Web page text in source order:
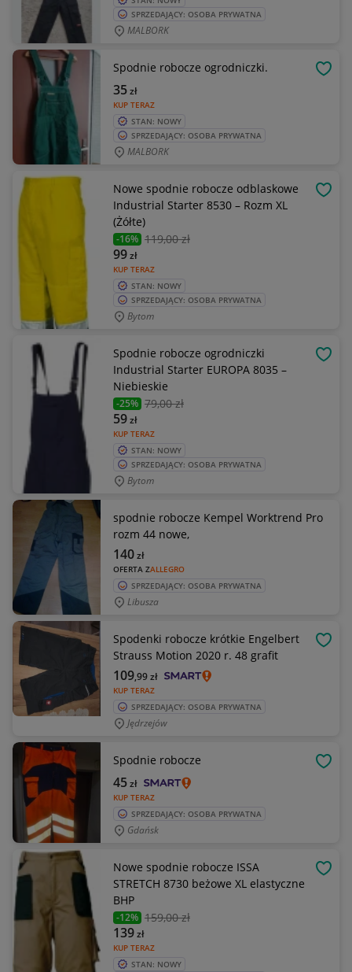
SPRZEDAJĄCY: OSOBA PRYWATNA
MALBORK
Spodnie robocze ogrodniczki.
KUP TERAZ
35zł
STAN: NOWY
SPRZEDAJĄCY: OSOBA PRYWATNA
MALBORK
Nowe spodnie robocze odblaskowe
Industrial Starter 8530 – Rozm XL
(Żółte)
-16% 119,00 zł
KUP TERAZ
99zł
STAN: NOWY
SPRZEDAJĄCY: OSOBA PRYWATNA
Bytom
Spodnie robocze ogrodniczki
Industrial Starter EUROPA 8035 –
Niebieskie
-25% 79,00 zł
KUP TERAZ
59zł
STAN: NOWY
SPRZEDAJĄCY: OSOBA PRYWATNA
Bytom
spodnie robocze Kempel Worktrend Pro
rozm 44 nowe,
OFERTA ZALLEGRO
140zł
SPRZEDAJĄCY: OSOBA PRYWATNA
Libusza
Spodenki robocze krótkie Engelbert
Strauss Motion 2020 r. 48 grafit
KUP TERAZ
109,99zł
SPRZEDAJĄCY: OSOBA PRYWATNA
Jędrzejów
Spodnie robocze
KUP TERAZ
45zł
SPRZEDAJĄCY: OSOBA PRYWATNA
Gdańsk
Nowe spodnie robocze ISSA
STRETCH 8730 beżowe XL elastyczne
BHP
-12% 159,00 zł
KUP TERAZ
139zł
STAN: NOWY